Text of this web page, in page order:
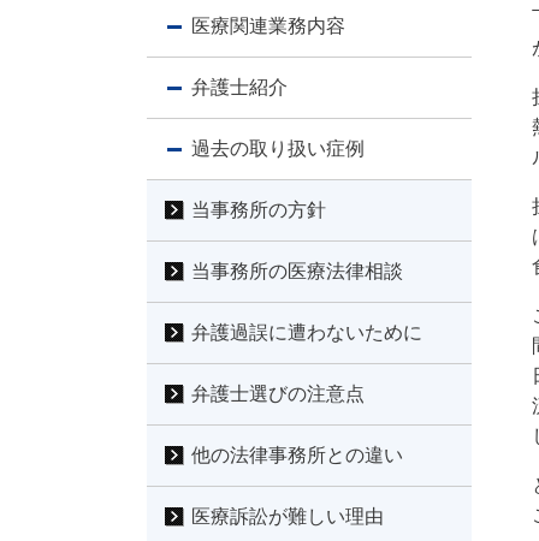
医療関連業務内容
弁護士紹介
過去の取り扱い症例
当事務所の方針
当事務所の医療法律相談
弁護過誤に遭わないために
弁護士選びの注意点
他の法律事務所との違い
医療訴訟が難しい理由